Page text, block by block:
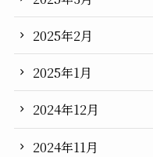
2025年2月
2025年1月
2024年12月
2024年11月